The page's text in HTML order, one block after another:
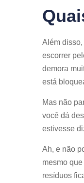
Além
escorrer
demora
está
Mas não
você dá
estivesse
Ah, e não
mesmo
resíduos